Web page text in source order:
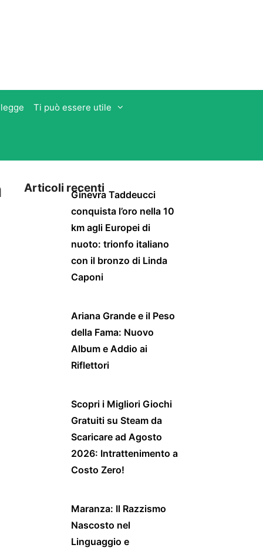
Ti può essere utile
Articoli recentiGinevra Taddeucci
conquista l’oro nella 10
km agli Europei di
nuoto: trionfo italiano
con il bronzo di Linda
Caponi
Ariana Grande e il Peso
della Fama: Nuovo
Album e Addio ai
Riflettori
Scopri i Migliori Giochi
Gratuiti su Steam da
Scaricare ad Agosto
2026: Intrattenimento a
Costo Zero!
Maranza: Il Razzismo
Nascosto nel
Linguaggio e